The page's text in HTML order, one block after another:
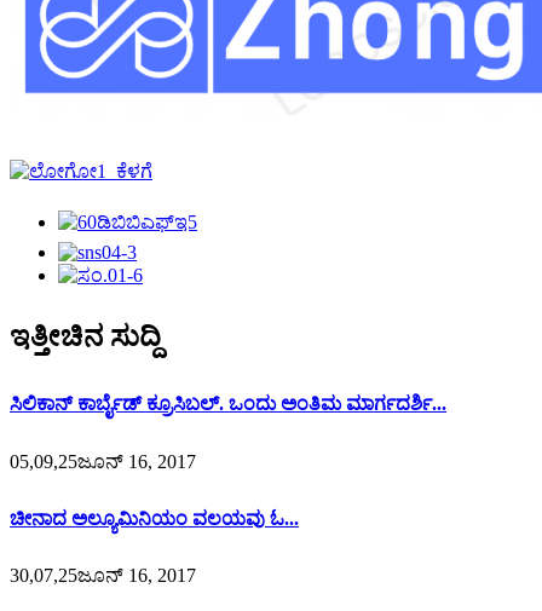
ಇತ್ತೀಚಿನ ಸುದ್ದಿ
ಸಿಲಿಕಾನ್ ಕಾರ್ಬೈಡ್ ಕ್ರೂಸಿಬಲ್. ಒಂದು ಅಂತಿಮ ಮಾರ್ಗದರ್ಶಿ...
05,09,25ಜೂನ್ 16, 2017
ಚೀನಾದ ಅಲ್ಯೂಮಿನಿಯಂ ವಲಯವು ಓ...
30,07,25ಜೂನ್ 16, 2017